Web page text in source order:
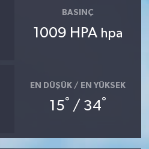
BASINÇ
1009 HPA hpa
EN DÜŞÜK / EN YÜKSEK
15° / 34°